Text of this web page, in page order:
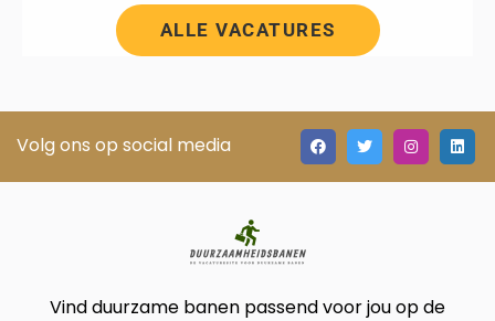
ALLE VACATURES
Volg ons op social media
Vind duurzame banen passend voor jou op de